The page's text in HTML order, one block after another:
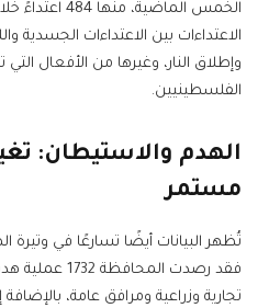
الاعتداءات بين الاعتداءات الجسدية
وإطلاق النار، وغيرها من الأفعال
الفلسطينيين.
الهدم والاستيطان:
مستمر
تُظهر البيانات أيضًا تسارعًا في
فقد رصدت